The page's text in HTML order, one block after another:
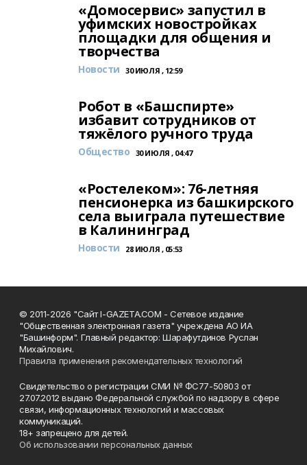
«Домосервис» запустил в
уфимских новостройках
площадки для общения и
творчества
Новости 30 ИЮЛЯ , 12:59
Робот в «Башспирте»
избавит сотрудников от
тяжёлого ручного труда
Общество 30 ИЮЛЯ , 04:47
«Ростелеком»: 76-летняя
пенсионерка из башкирского
села выиграла путешествие
в Калининград
Новости 28 ИЮЛЯ , 05:53
© 2011-2026 "Сайт I-GAZETA.COM - Сетевое издание
"Общественная электронная газета" учреждена АО ИА
"Башинформ". Главный редактор: Шарафутдинов Руслан
Михайлович.
Правила применения рекомендательных технологий
Свидетельство о регистрации СМИ № ФС77-50803 от
27.07.2012 выдано Федеральной службой по надзору в сфере
связи, информационных технологий и массовых
коммуникаций.
18+ запрещено для детей.
Об использовании персональных данных